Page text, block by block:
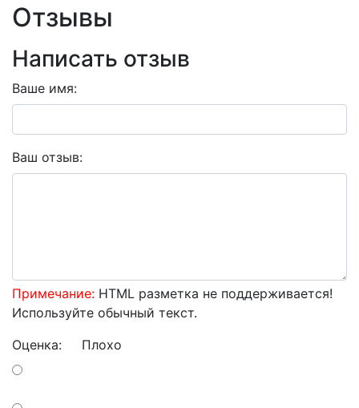
Отзывы
Написать отзыв
Ваше имя:
Ваш отзыв:
Примечание: HTML разметка не поддерживается!
Используйте обычный текст.
Оценка: Плохо